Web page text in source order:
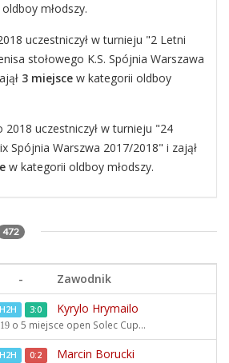
młodszy.
uczestniczył w turnieju "2 Letni
stołowego K.S. Spójnia Warszawa
3 miejsce w kategorii oldboy
2018 uczestniczył w turnieju "24
Spójnia Warszwa 2017/2018" i zajął
w kategorii oldboy młodszy.
472
-
Zawodnik
H2H 3:0 Kyrylo Hrymailo
o 5 miejsce open Solec Cup...
H2H 0:2 Marcin Borucki